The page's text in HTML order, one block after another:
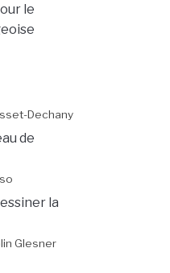
le
Dechany
de
la
Glesner